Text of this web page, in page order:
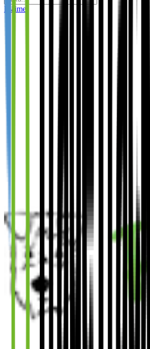
Eläimet